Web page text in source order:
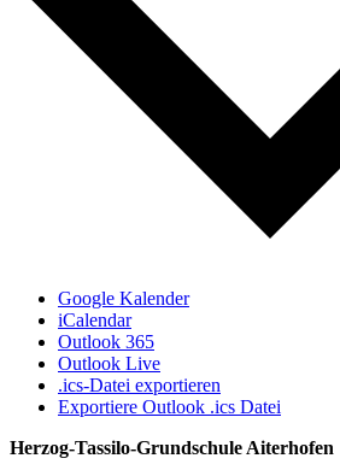
Google Kalender
iCalendar
Outlook 365
Outlook Live
.ics-Datei exportieren
Exportiere Outlook .ics Datei
Herzog-Tassilo-Grundschule Aiterhofen